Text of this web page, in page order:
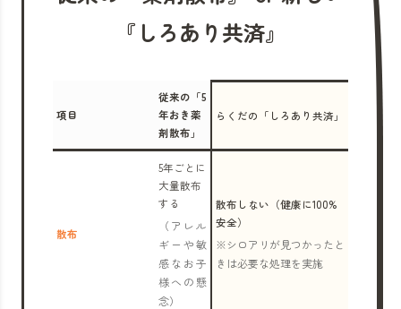
『しろあり共済』
項目
従来の「5
年おき薬
剤散布」
らくだの「しろあり共済」
散布
5年ごとに
大量散布
する
（アレル
ギーや敏
感なお子
様への懸
念）
散布しない（健康に100%
安全）
※シロアリが見つかったと
きは必要な処理を実施